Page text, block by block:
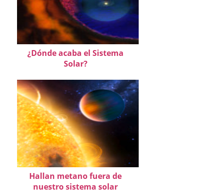
¿Dónde acaba el Sistema
Solar?
Hallan metano fuera de
nuestro sistema solar